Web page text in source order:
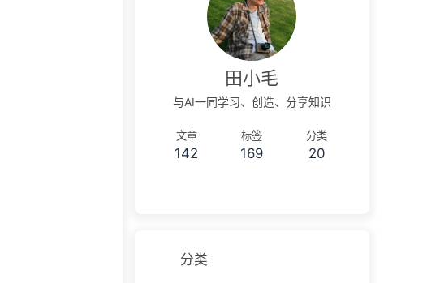
田小毛
与AI一同学习、创造、分享知识
文章
142
标签
169
分类
20
分类